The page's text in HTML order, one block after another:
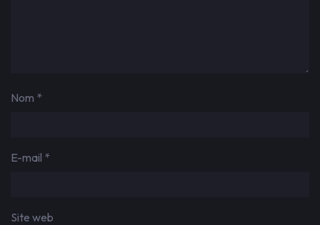
Nom *
E-mail *
Site web